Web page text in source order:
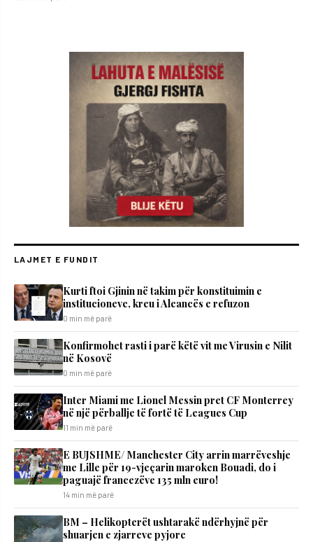
LAJMET E FUNDIT
Kurti ftoi Gjinin në takim për konstituimin e
institucioneve, kreu i Aleancës e refuzon
0 min më parë
Konfirmohet rasti i parë këtë vit me Virusin e Nilit
në Kosovë
0 min më parë
Inter Miami me Lionel Messin pret CF Monterrey
në një përballje të fortë të Leagues Cup
11 min më parë
E BUJSHME/ Manchester City arrin marrëveshje
me Lille për 19-vjeçarin maroken Bouadi, do i
paguajë francezëve 135 mln euro!
14 min më parë
BM – Helikopterët ushtarakë ndërhyjnë për
shuarjen e zjarreve pyjore